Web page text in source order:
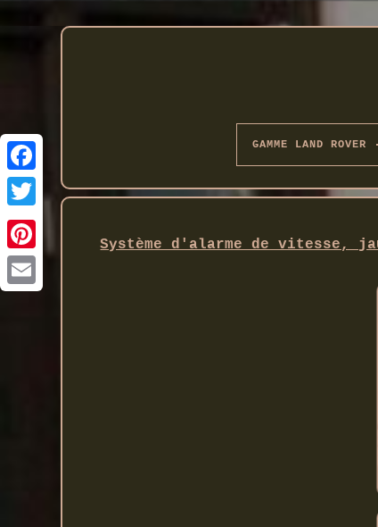
Twitter
GAMME LAND ROVER
Système d'alarme de vitesse,